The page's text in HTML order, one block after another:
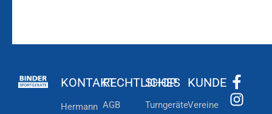
KONTAKT
Hermann
RECHTLICHES
AGB
SHOP
Turngeräte
KUNDE
Vereine